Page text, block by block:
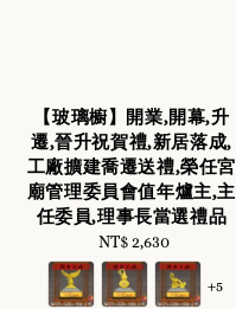
【玻璃櫥】開業,開幕,升
遷,晉升祝賀禮,新居落成,
工廠擴建喬遷送禮,榮任宮
廟管理委員會值年爐主,主
任委員,理事長當選禮品
Regular
price
NT$ 2,630
+5